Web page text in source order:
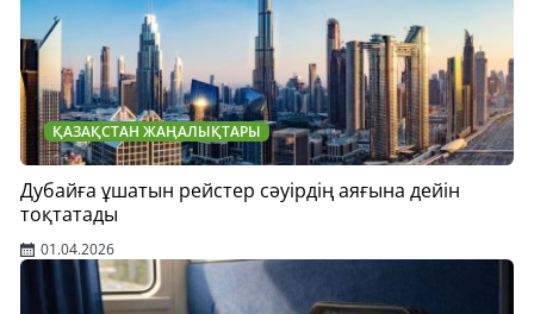
ҚАЗАҚСТАН ЖАҢАЛЫҚТАРЫ
Дубайға ұшатын рейстер сәуірдің аяғына дейін
тоқтатады
01.04.2026